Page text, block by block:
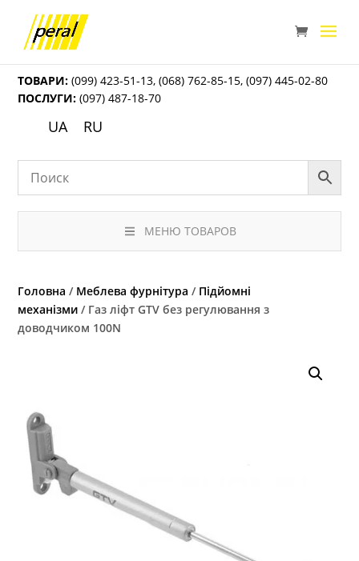
ТОВАРИ: (099) 423-51-13,(068) 762-85-15,(097) 445-02-80
ПОСЛУГИ: (097) 487-18-70
UA RU
МЕНЮ ТОВАРОВ
Головна / Меблева фурнітура / Підйомні
механізми / Газ ліфт GTV без регулювання з
доводчиком 100N